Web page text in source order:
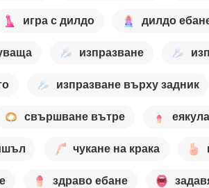
игра с дилдо дилдо
изпразване
изпразване върху задник
свършване вътре
чукане на крака
здраво ебане